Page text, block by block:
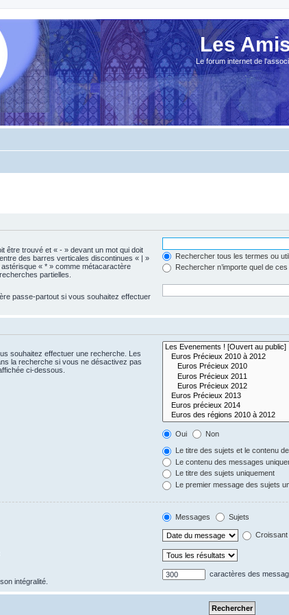
Les
Le forum internet de
être trouvé et « - » devant un mot qui doit
des barres verticales discontinues « | »
« * » comme métacaractère
partielles.
Rechercher tous les termes ou
Rechercher n’importe quel de
passe-partout si vous souhaitez effectuer
souhaitez effectuer une recherche. Les
la recherche si vous ne désactivez pas
ci-dessous.
Oui Non
Le titre des sujets et le contenu
Le contenu des messages
Le titre des sujets uniquement
Le premier message des sujets
Messages Sujets
Croissant
intégralité.
caractères des